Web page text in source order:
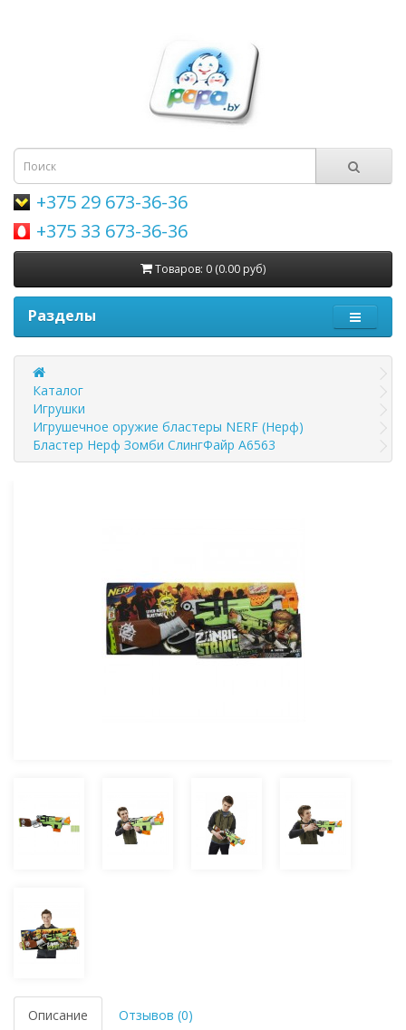
+375 29 673-36-36
+375 33 673-36-36
Товаров: 0 (0.00 руб)
Разделы
Каталог
Игрушки
Игрушечное оружие бластеры NERF (Нерф)
Бластер Нерф Зомби СлингФайр A6563
Описание Отзывов (0)